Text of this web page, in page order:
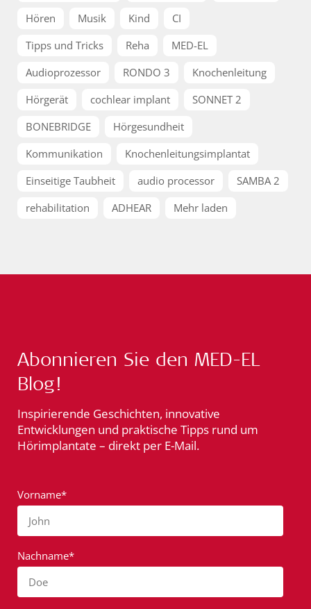
Hören Musik Kind
CI
Tipps und Tricks
Reha
MED-EL
Audioprozessor
RONDO 3
Knochenleitung
Hörgerät
cochlear implant
SONNET 2
BONEBRIDGE
Hörgesundheit
Kommunikation
Knochenleitungsimplantat
Einseitige Taubheit
audio processor
SAMBA 2
rehabilitation
ADHEAR Mehr laden
Abonnieren Sie den MED-EL
Blog!
Inspirierende Geschichten, innovative
Entwicklungen und praktische Tipps rund um
Hörimplantate – direkt per E-Mail.
Vorname*
John
Nachname*
Doe